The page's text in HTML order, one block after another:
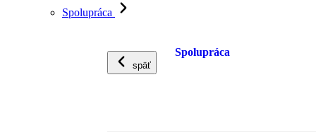
Spolupráca
späť
Spolupráca